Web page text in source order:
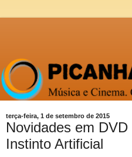
terça-feira, 1 de setembro de 2015
Novidades em
Instinto Artificial